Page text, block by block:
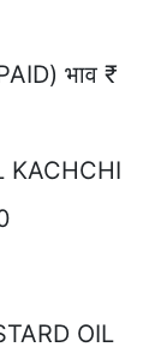
भाव ₹
KACHCHI
OIL